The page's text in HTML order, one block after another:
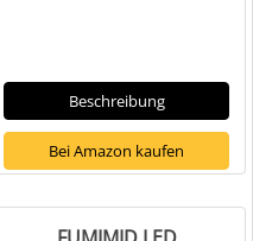
Beschreibung
Bei Amazon kaufen